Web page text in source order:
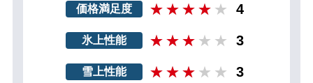
価格満足度 4
氷上性能 3
雪上性能 3